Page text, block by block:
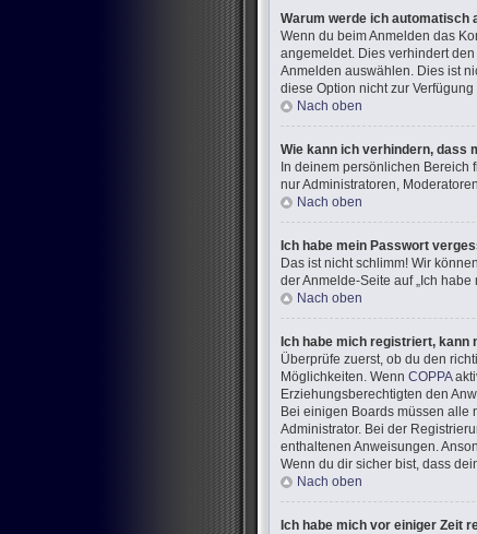
Warum werde ich automatisch
Wenn du beim Anmelden das
angemeldet. Dies verhindert
Anmelden auswählen. Dies ist
diese Option nicht zur
Nach oben
Wie kann ich verhindern, dass
In deinem persönlichen Bereich
nur Administratoren,
Nach oben
Ich habe mein Passwort
Das ist nicht schlimm! Wir
der Anmelde-Seite auf „Ich
Nach oben
Ich habe mich registriert, kann
Überprüfe zuerst, ob du den
Möglichkeiten. Wenn COPPA
Erziehungsberechtigten den
Bei einigen Boards müssen alle
Administrator. Bei der
enthaltenen Anweisungen.
Wenn du dir sicher bist, dass
Nach oben
Ich habe mich vor einiger Zeit